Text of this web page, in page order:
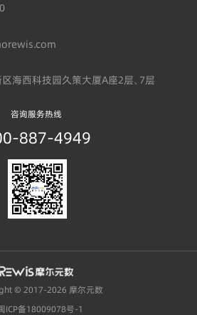
海西科技园久策大厦A座2层、7层
咨询服务热线
887-4949
© 2017-2026 摩尔元数
ICP备18009078号-1